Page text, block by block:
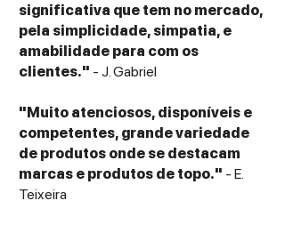
significativa que tem no mercado,
pela simplicidade, simpatia, e
amabilidade para com os
clientes." - J. Gabriel
"Muito atenciosos, disponíveis e
competentes, grande variedade
de produtos onde se destacam
marcas e produtos de topo." - E.
Teixeira